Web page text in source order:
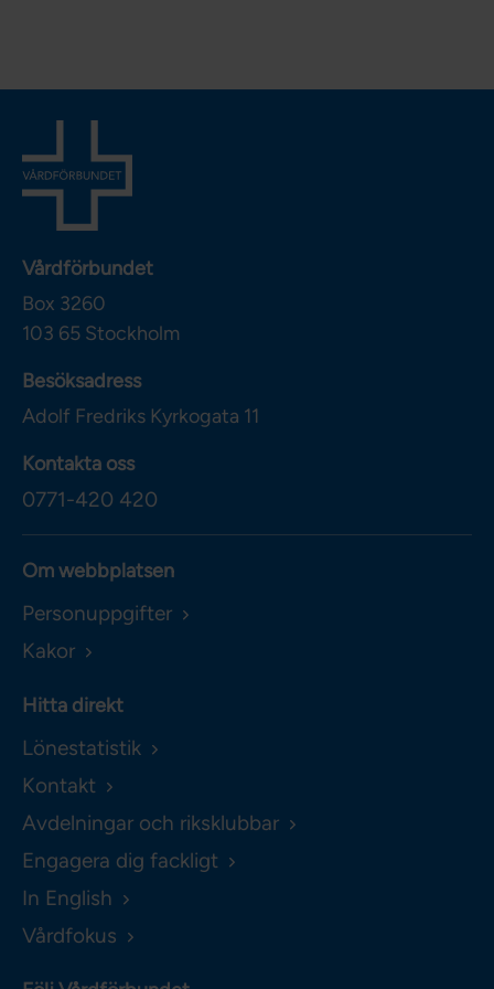
Vårdförbundet
Box 3260
103 65 Stockholm
Besöksadress
Adolf Fredriks Kyrkogata 11
Kontakta oss
0771-420 420
Om webbplatsen
Personuppgifter
Kakor
Hitta direkt
Lönestatistik
Kontakt
Avdelningar och riksklubbar
Engagera dig fackligt
In English
Vårdfokus